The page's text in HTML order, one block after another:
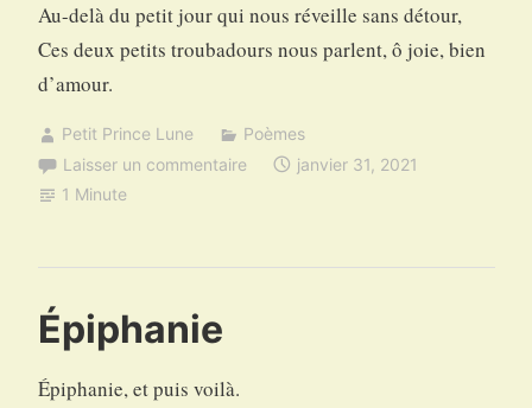
Au-delà du petit jour qui nous réveille sans détour,
Ces deux petits troubadours nous parlent, ô joie, bien
d’amour.
Petit Prince Lune
Poèmes
Laisser un commentaire
janvier 31, 2021
1 Minute
Épiphanie
Épiphanie, et puis voilà.